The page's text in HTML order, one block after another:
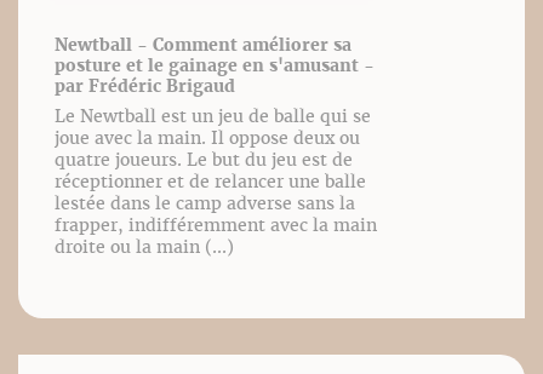
Newtball - Comment améliorer sa
posture et le gainage en s'amusant -
par Frédéric Brigaud
Le Newtball est un jeu de balle qui se
joue avec la main. Il oppose deux ou
quatre joueurs. Le but du jeu est de
réceptionner et de relancer une balle
lestée dans le camp adverse sans la
frapper, indifféremment avec la main
droite ou la main (...)